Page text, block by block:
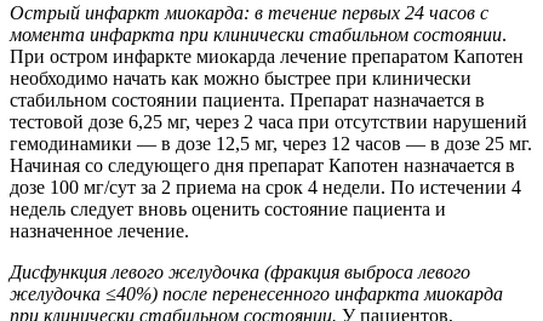
Острый инфаркт миокарда: в течение первых 24 часов с
момента инфаркта при клинически стабильном состоянии.
При остром инфаркте миокарда лечение препаратом Капотен
необходимо начать как можно быстрее при клинически
стабильном состоянии пациента. Препарат назначается в
тестовой дозе 6,25 мг, через 2 часа при отсутствии нарушений
гемодинамики — в дозе 12,5 мг, через 12 часов — в дозе 25 мг.
Начиная со следующего дня препарат Капотен назначается в
дозе 100 мг/сут за 2 приема на срок 4 недели. По истечении 4
недель следует вновь оценить состояние пациента и
назначенное лечение.
Дисфункция левого желудочка (фракция выброса левого
желудочка ≤40%) после перенесенного инфаркта миокарда
при клинически стабильном состоянии. У пациентов,